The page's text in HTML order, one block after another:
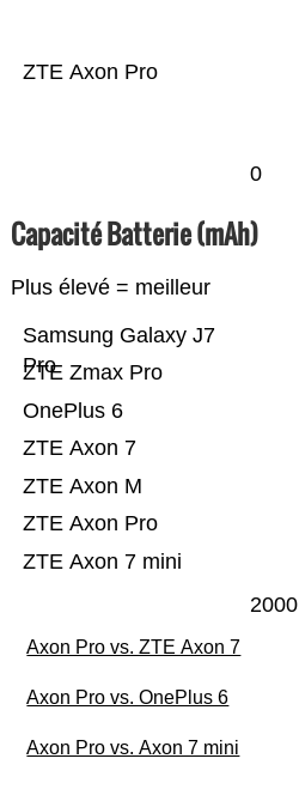
ZTE Axon Pro
0
Capacité Batterie (mAh)
Plus élevé = meilleur
ZTE Axon 7 mini
ZTE Axon Pro
ZTE Axon M
ZTE Axon 7
OnePlus 6
ZTE Zmax Pro
Samsung Galaxy J7
Pro
2000
Axon Pro vs. ZTE Axon 7
Axon Pro vs. OnePlus 6
Axon Pro vs. Axon 7 mini